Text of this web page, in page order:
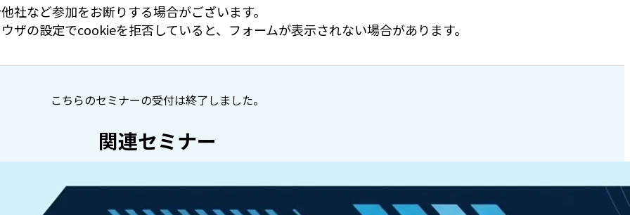
社など参加をお断りする場合がございます。
ザの設定でcookieを拒否していると、フォームが表示されない場合があります。
こちらのセミナーの受付は終了しました。
関連セミナー